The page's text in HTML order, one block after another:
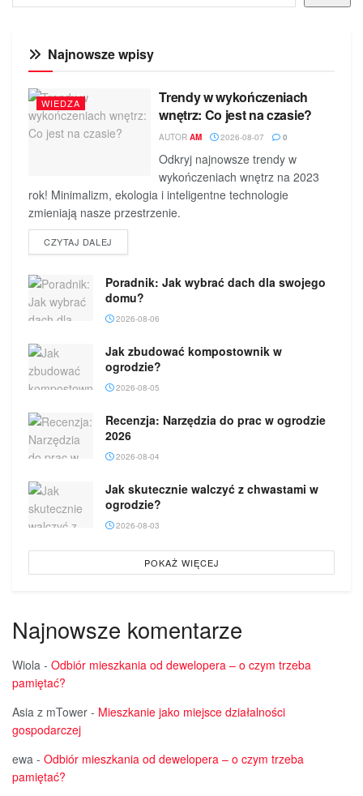
Najnowsze wpisy
WIEDZA
Trendy w wykończeniach
wnętrz: Co jest na czasie?
AUTOR AM 2026-08-07 0
Odkryj najnowsze trendy w
wykończeniach wnętrz na 2023
rok! Minimalizm, ekologia i inteligentne technologie
zmieniają nasze przestrzenie.
CZYTAJ DALEJ
Poradnik: Jak wybrać dach dla swojego
domu?
2026-08-06
Jak zbudować kompostownik w
ogrodzie?
2026-08-05
Recenzja: Narzędzia do prac w ogrodzie
2026
2026-08-04
Jak skutecznie walczyć z chwastami w
ogrodzie?
2026-08-03
POKAŻ WIĘCEJ
Najnowsze komentarze
Wiola - Odbiór mieszkania od dewelopera – o czym trzeba
pamiętać?
Asia z mTower - Mieszkanie jako miejsce działalności
gospodarczej
ewa - Odbiór mieszkania od dewelopera – o czym trzeba
pamiętać?